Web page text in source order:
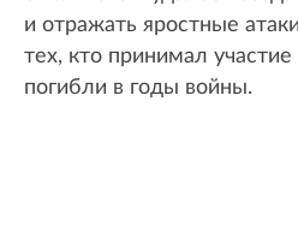
и отражать яростные
тех, кто принимал
погибли в годы войны.